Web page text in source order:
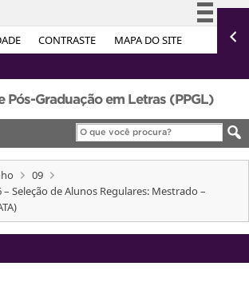
CONTRASTE MAPA DO SITE
Simplifique!
Acesso à informação
Legislação
Canais
Pós-Graduação em Letras (PPGL)
09
– Seleção de Alunos Regulares: Mestrado –